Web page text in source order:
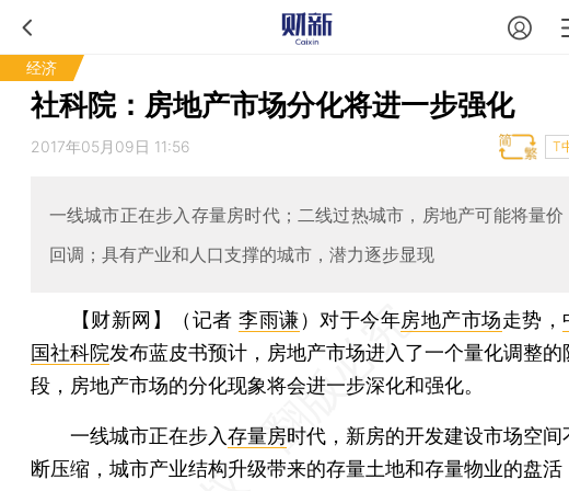
经济
社科院：房地产市场分化将进一步强化
2017年05月09日 11:56 T
一线城市正在步入存量房时代；二线过热城市，房地产可能将量价
回调；具有产业和人口支撑的城市，潜力逐步显现
【财新网】（记者李雨谦） 对于今年房地产市场走势，
国社科院发布蓝皮书预计，房地产市场进入了一个量化调整的
段，房地产市场的分化现象将会进一步深化和强化。
一线城市正在步入存量房时代，新房的开发建设市场空间
断压缩，城市产业结构升级带来的存量土地和存量物业的盘活